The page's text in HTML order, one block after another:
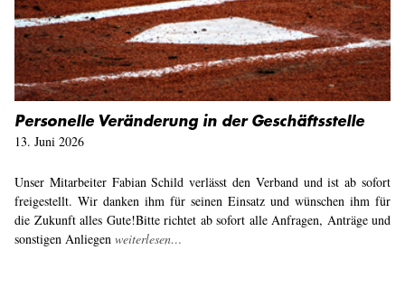
Personelle Veränderung in der Geschäftsstelle
13. Juni 2026
Unser Mitarbeiter Fabian Schild verlässt den Verband und ist ab sofort
freigestellt. Wir danken ihm für seinen Einsatz und wünschen ihm für
die Zukunft alles Gute! ​Bitte richtet ab sofort alle Anfragen, Anträge und
sonstigen Anliegen weiterlesen…